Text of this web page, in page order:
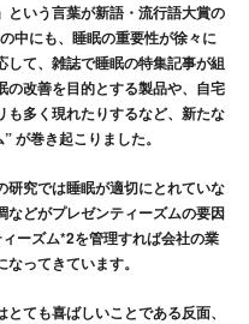
いう言葉が新語・流行語大賞の
中にも、睡眠の重要性が徐々に
て、雑誌で睡眠の特集記事が組
の改善を目的とする製品や、自宅
多く現れたりするなど、新たな
が巻き起こりました。
究では睡眠が適切にとれていな
などがプレゼンティーズムの要因
ーズム*2を管理すれば会社の業
ってきています。
ても喜ばしいことである反面、